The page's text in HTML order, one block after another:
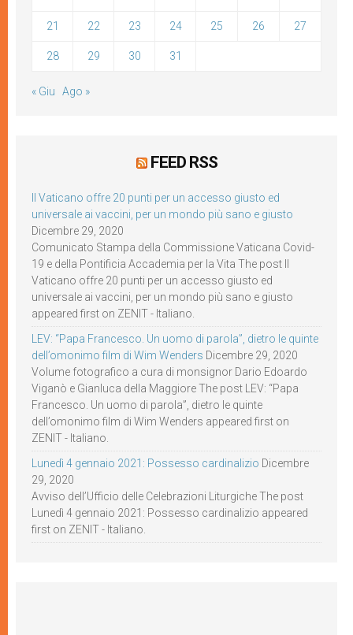
21 22 23 24 25 26 27
28 29 30 31
« Giu Ago »
FEED RSS
Il Vaticano offre 20 punti per un accesso giusto ed
universale ai vaccini, per un mondo più sano e giusto
Dicembre 29, 2020
Comunicato Stampa della Commissione Vaticana Covid-
19 e della Pontificia Accademia per la Vita The post Il
Vaticano offre 20 punti per un accesso giusto ed
universale ai vaccini, per un mondo più sano e giusto
appeared first on ZENIT - Italiano.
LEV: “Papa Francesco. Un uomo di parola”, dietro le quinte
dell’omonimo film di Wim Wenders Dicembre 29, 2020
Volume fotografico a cura di monsignor Dario Edoardo
Viganò e Gianluca della Maggiore The post LEV: “Papa
Francesco. Un uomo di parola”, dietro le quinte
dell’omonimo film di Wim Wenders appeared first on
ZENIT - Italiano.
Lunedì 4 gennaio 2021: Possesso cardinalizio Dicembre
29, 2020
Avviso dell’Ufficio delle Celebrazioni Liturgiche The post
Lunedì 4 gennaio 2021: Possesso cardinalizio appeared
first on ZENIT - Italiano.